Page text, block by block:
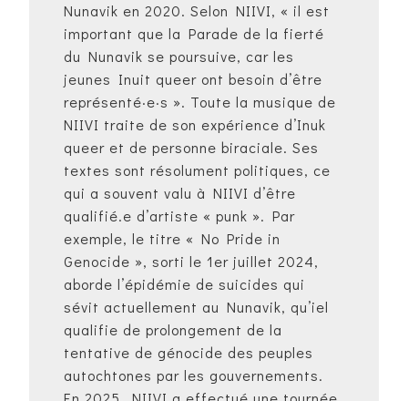
Nunavik en 2020. Selon NIIVI, « il est
important que la Parade de la fierté
du Nunavik se poursuive, car les
jeunes Inuit queer ont besoin d’être
représenté·e·s ». Toute la musique de
NIIVI traite de son expérience d’Inuk
queer et de personne biraciale. Ses
textes sont résolument politiques, ce
qui a souvent valu à NIIVI d’être
qualifié.e d’artiste « punk ». Par
exemple, le titre « No Pride in
Genocide », sorti le 1er juillet 2024,
aborde l’épidémie de suicides qui
sévit actuellement au Nunavik, qu’iel
qualifie de prolongement de la
tentative de génocide des peuples
autochtones par les gouvernements.